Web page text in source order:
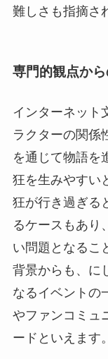
難しさも指摘さ
専門的観点か
インターネット
ラクターの関係
を通じて物語を
狂を生みやすい
狂が行き過ぎる
るケースもあり
い問題となるこ
背景からも、に
なるイベントの
やファンコミュ
ードといえます。